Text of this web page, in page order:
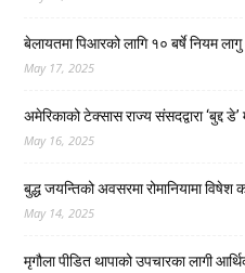
बेलायतमा पिआरको लागि १० बर्षे नियम
May 17, 2025
अमेरिकाको टेक्सास राज्य संसदद्वारा ‘बुद्द
May 16, 2025
बुद्ध जयन्तिको अवसरमा रोमानियामा विषेश
May 14, 2025
मृगौला पीडित थापाको उपचारका लागी